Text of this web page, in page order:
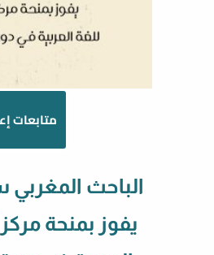
متابعات
الباحث
يفوز بمنحة